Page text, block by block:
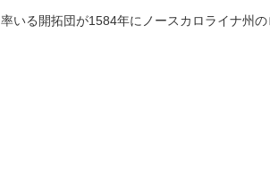
いる開拓団が1584年にノースカロライナ州